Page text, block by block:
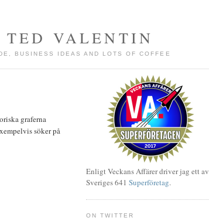
TED VALENTIN
BUSINESS IDEAS AND LOTS OF COFFEE
graferna
söker på
Enligt Veckans Affärer driver jag ett av
Sveriges 641 Superföretag.
ON TWITTER